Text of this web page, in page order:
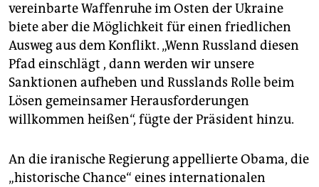
vereinbarte Waffenruhe im Osten der Ukraine
biete aber die Möglichkeit für einen friedlichen
Ausweg aus dem Konflikt. „Wenn Russland diesen
Pfad einschlägt , dann werden wir unsere
Sanktionen aufheben und Russlands Rolle beim
Lösen gemeinsamer Herausforderungen
willkommen heißen“, fügte der Präsident hinzu.
An die iranische Regierung appellierte Obama, die
„historische Chance“ eines internationalen